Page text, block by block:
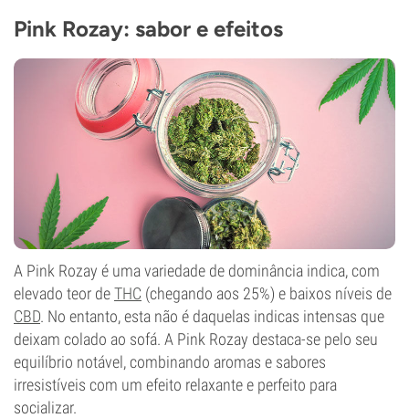
CBD
Tipo de floração
Autoflorescentes
Pink Rozay: sabor e efeitos
A Pink Rozay é uma variedade de dominância indica, com
elevado teor deTHC (chegando aos 25%) e baixos níveis de
CBD. No entanto, esta não é daquelas indicas intensas que
deixam colado ao sofá. A Pink Rozay destaca-se pelo seu
equilíbrio notável, combinando aromas e sabores
irresistíveis com um efeito relaxante e perfeito para
socializar.